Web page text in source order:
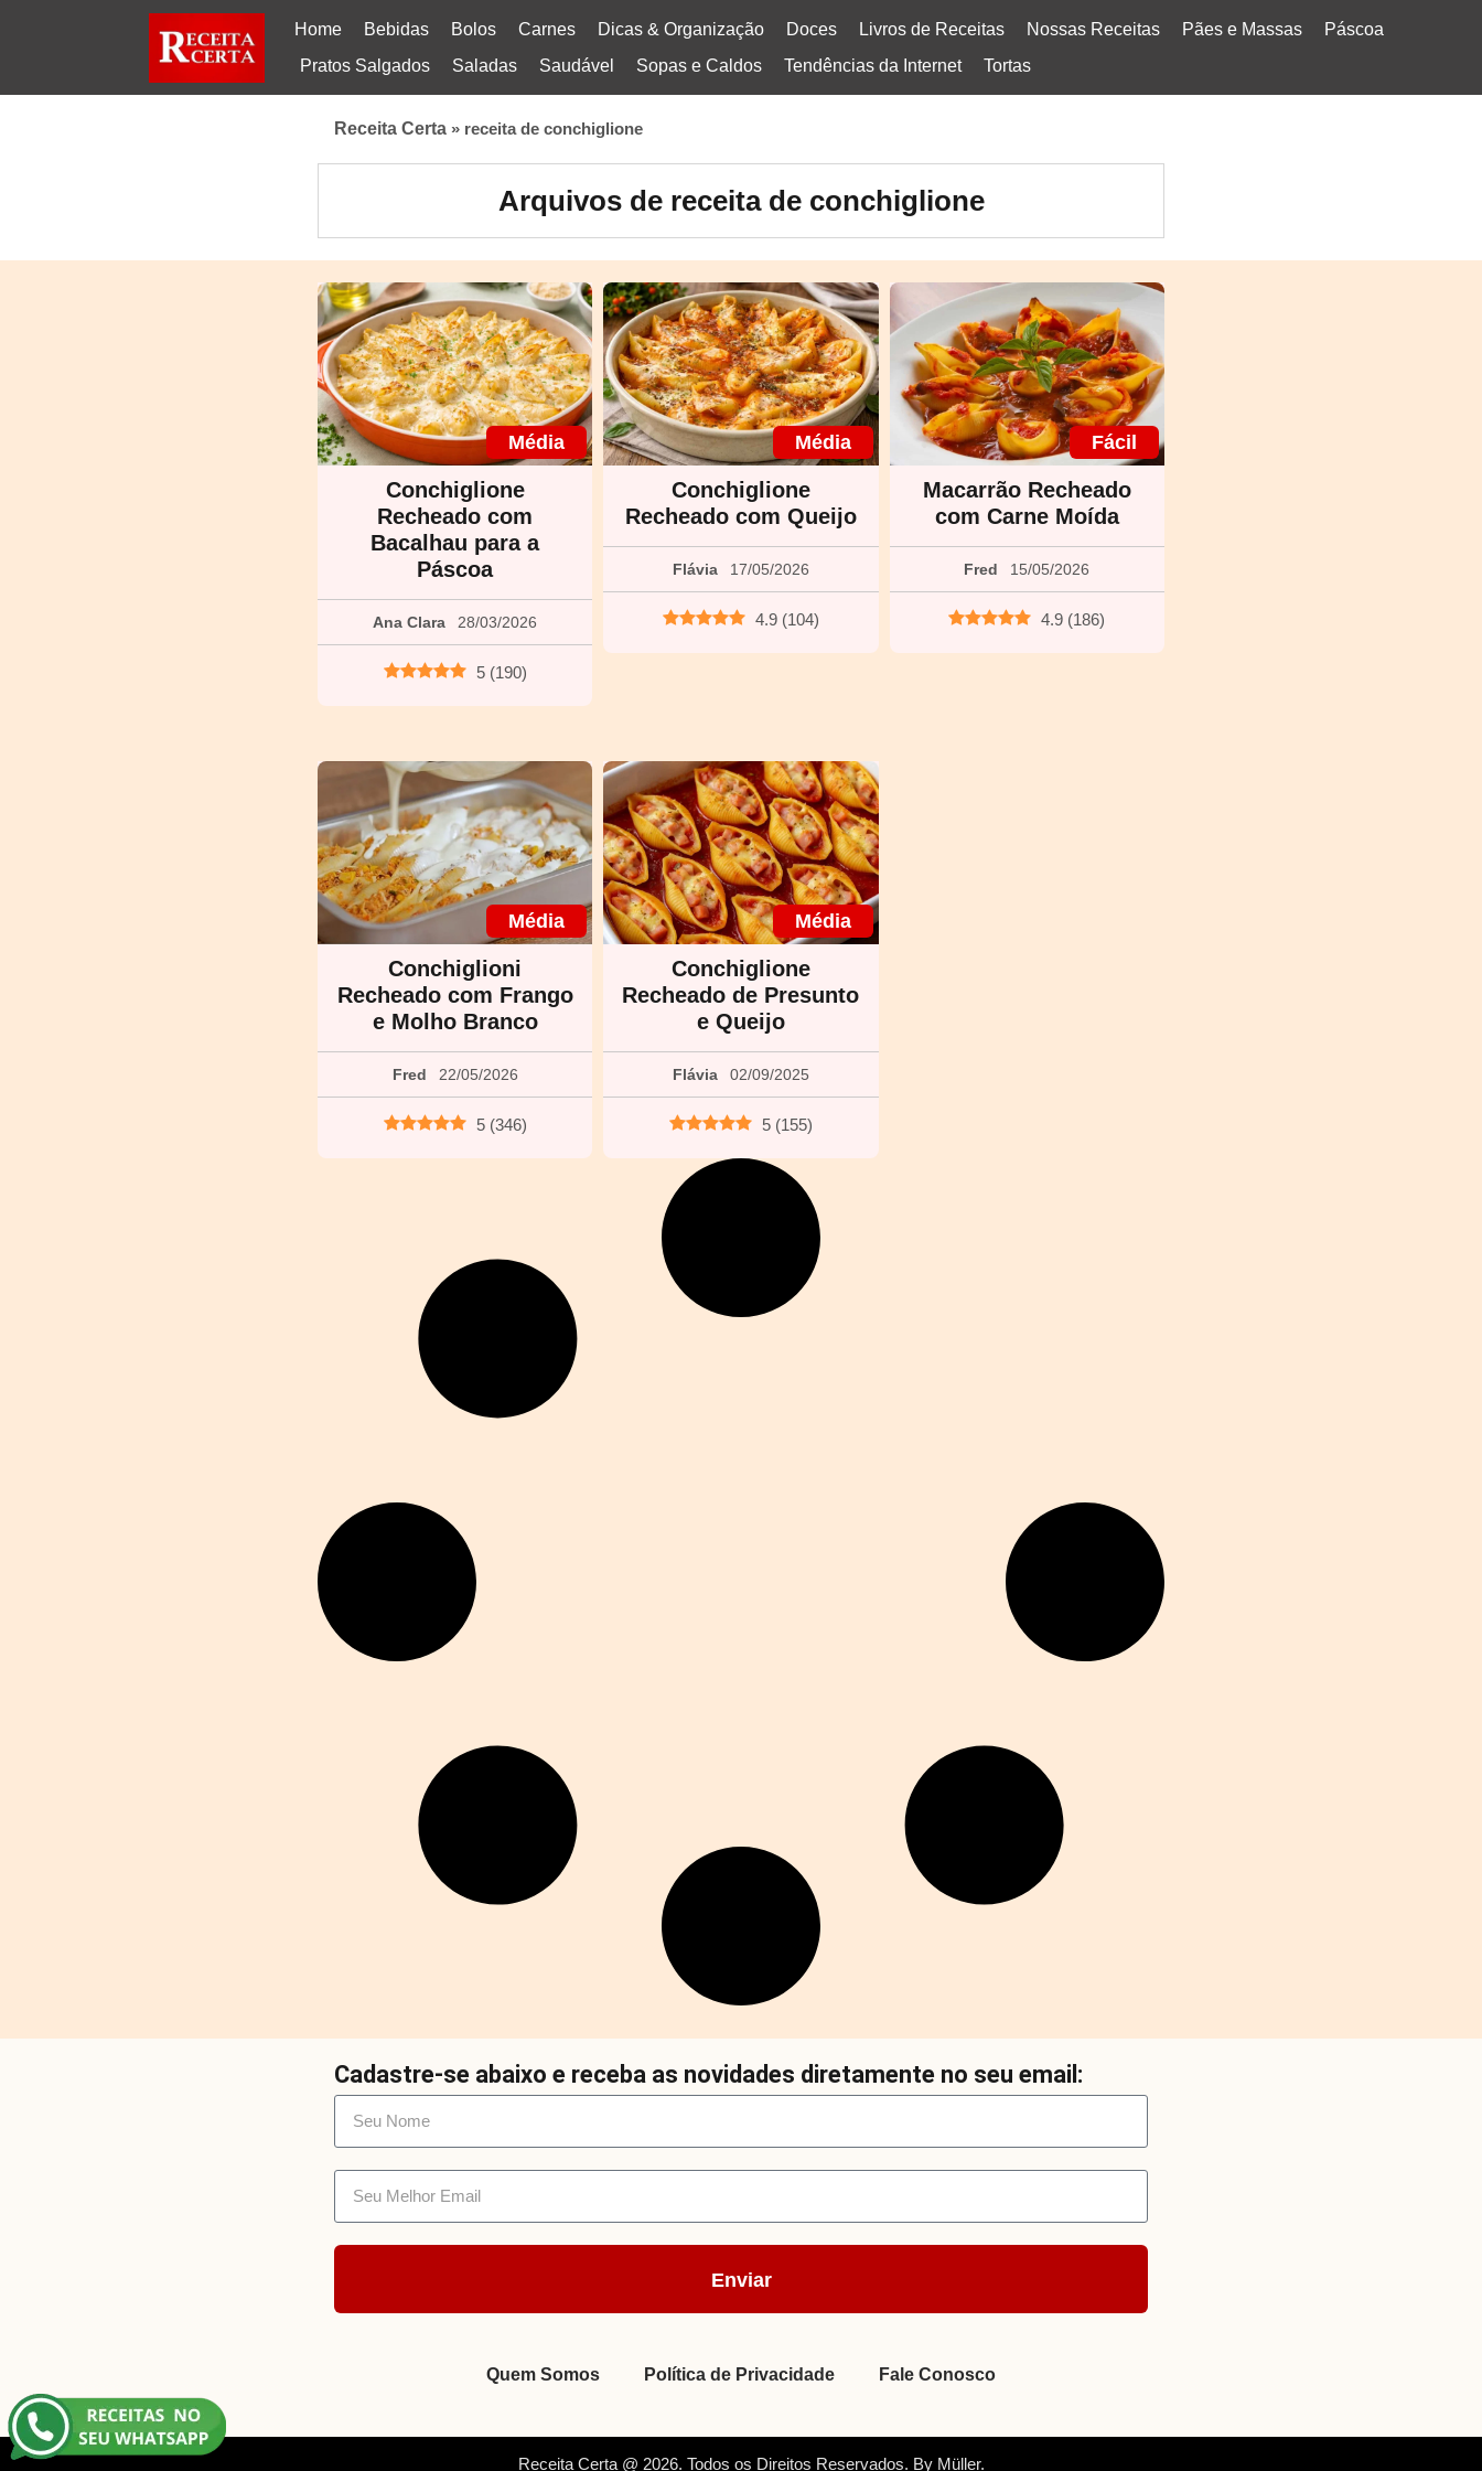
Home Bebidas Bolos Carnes Dicas & Organização Doces Livros de Receitas Nossas Receitas Pães e Massas
Páscoa
Pratos Salgados
Saladas Saudável Sopas e Caldos Tendências da Internet Tortas
Receita Certa » receita de conchiglione
Arquivos de receita de conchiglione
Média
Conchiglione
Recheado com
Bacalhau para a
Páscoa
Ana Clara 28/03/2026
5 (190)
Média
Conchiglione
Recheado com Queijo
Flávia 17/05/2026
4.9 (104)
Fácil
Macarrão Recheado
com Carne Moída
Fred 15/05/2026
4.9 (186)
Média
Conchiglioni
Recheado com Frango
e Molho Branco
Fred 22/05/2026
5 (346)
Média
Conchiglione
Recheado de Presunto
e Queijo
Flávia 02/09/2025
5 (155)
Cadastre-se abaixo e receba as novidades diretamente no seu email:
Enviar
Quem Somos Política de Privacidade Fale Conosco
Receita Certa @ 2026. Todos os Direitos Reservados. By Müller.